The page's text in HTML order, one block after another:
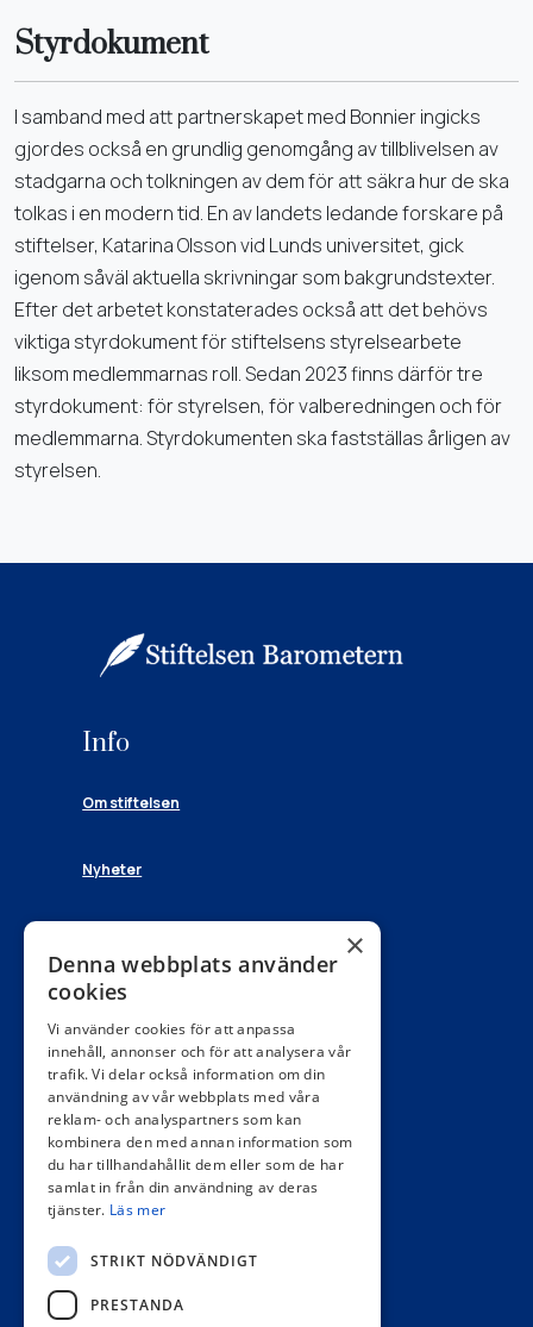
Styrdokument
I samband med att partnerskapet med Bonnier ingicks
gjordes också en grundlig genomgång av tillblivelsen av
stadgarna och tolkningen av dem för att säkra hur de ska
tolkas i en modern tid. En av landets ledande forskare på
stiftelser, Katarina Olsson vid Lunds universitet, gick
igenom såväl aktuella skrivningar som bakgrundstexter.
Efter det arbetet konstaterades också att det behövs
viktiga styrdokument för stiftelsens styrelsearbete
liksom medlemmarnas roll. Sedan 2023 finns därför tre
styrdokument: för styrelsen, för valberedningen och för
medlemmarna. Styrdokumenten ska fastställas årligen av
styrelsen.
Info
Om stiftelsen
Nyheter
Stiftelsen Barometerns ordförande
Lennarth Förberg
Stiftelsen Barometerns samordnare
Yael Tågerud
yael.tagerud@gotamedia.se
VD Sydostpress AB
mikael.larsson-ek@gotamedia.se
070-359 92 75
Adress
Postadress:
×
Denna webbplats använder
cookies
Vi använder cookies för att anpassa
innehåll, annonser och för att analysera vår
trafik. Vi delar också information om din
användning av vår webbplats med våra
reklam- och analyspartners som kan
kombinera den med annan information som
du har tillhandahållit dem eller som de har
samlat in från din användning av deras
tjänster. Läs mer
STRIKT NÖDVÄNDIGT
PRESTANDA